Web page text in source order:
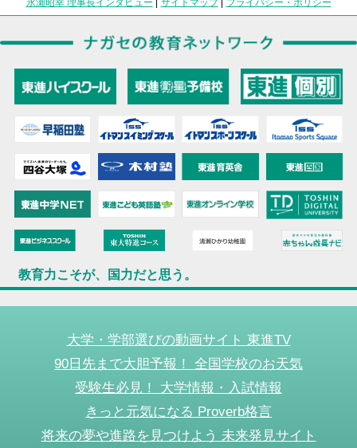
教育力こそが、国力だと思う。
大学・学部選びの動画サイト 東進TV
90日先まで大胆予報！ 全国学校のお天気
受験生必見！ 大学情報・入試情報
きっと元気になる Proverb格言
将来の夢や進路を見つけよう 未来発見サイト